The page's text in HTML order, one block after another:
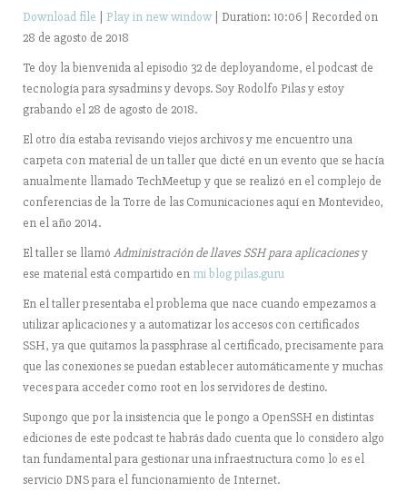
Download file Play in new window| Duration: 10:06
Recorded on
28 de agosto de 2018
Te doy la bienvenida al episodio 32 de deployandome, el podcast de
tecnología para sysadmins y devops. Soy Rodolfo Pilas y estoy
grabando el 28 de agosto de 2018.
El otro día estaba revisando viejos archivos y me encuentro una
carpeta con material de un taller que dicté en un evento que se hacía
anualmente llamado TechMeetup y que se realizó en el complejo de
conferencias de la Torre de las Comunicaciones aquí en Montevideo,
en el año 2014.
El taller se llamó Administración de llaves SSH para aplicacionesy
ese material está compartido en mi blog pilas.guru
En el taller presentaba el problema que nace cuando empezamos a
utilizar aplicaciones y a automatizar los accesos con certificados
SSH, ya que quitamos la passphrase al certificado, precisamente para
que las conexiones se puedan establecer automáticamente y muchas
veces para acceder como root en los servidores de destino.
Supongo que por la insistencia que le pongo a OpenSSH en distintas
ediciones de este podcast te habrás dado cuenta que lo considero algo
tan fundamental para gestionar una infraestructura como lo es el
servicio DNS para el funcionamiento de Internet.